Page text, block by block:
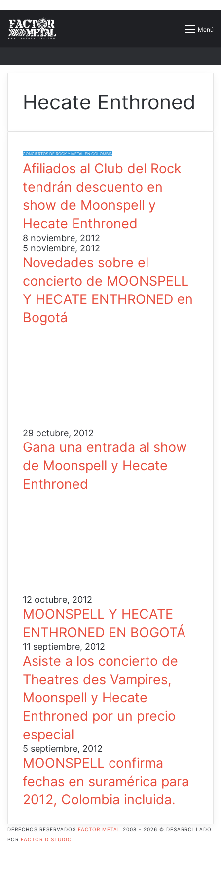
Menú
Buscar
Hecate Enthroned
CONCIERTOS DE ROCK Y METAL EN COLOMBIA
Afiliados al Club del Rock
tendrán descuento en
show de Moonspell y
Hecate Enthroned
8 noviembre, 2012
5 noviembre, 2012
Novedades sobre el
concierto de MOONSPELL
Y HECATE ENTHRONED en
Bogotá
29 octubre, 2012
Gana una entrada al show
de Moonspell y Hecate
Enthroned
12 octubre, 2012
MOONSPELL Y HECATE
ENTHRONED EN BOGOTÁ
11 septiembre, 2012
Asiste a los concierto de
Theatres des Vampires,
Moonspell y Hecate
Enthroned por un precio
especial
5 septiembre, 2012
MOONSPELL confirma
fechas en suramérica para
2012, Colombia incluida.
DERECHOS RESERVADOS FACTOR METAL
2008 - 2026 © DESARROLLADO
POR FACTOR D STUDIO